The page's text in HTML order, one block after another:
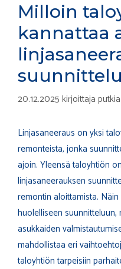
Milloin
kannattaa
20.12.2025 kirjoittaja
Linjasaneeraus on yksi
remonteista, jonka
ajoin. Yleensä taloyhtiön
linjasaneerauksen
remontin aloittamista.
huolelliseen
asukkaiden
mahdollistaa eri
taloyhtiön tarpeisiin